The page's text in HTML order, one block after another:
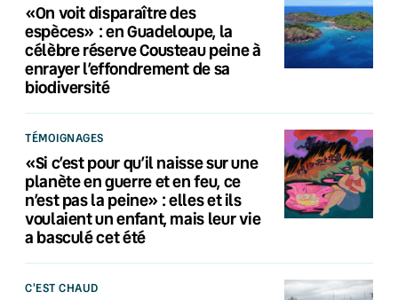
«On voit disparaître des
espèces» : en Guadeloupe, la
célèbre réserve Cousteau peine à
enrayer l’effondrement de sa
biodiversité
TÉMOIGNAGES
«Si c’est pour qu’il naisse sur une
planète en guerre et en feu, ce
n’est pas la peine» : elles et ils
voulaient un enfant, mais leur vie
a basculé cet été
C'EST CHAUD